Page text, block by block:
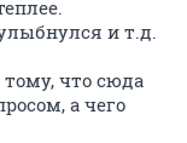
и т.д.
что сюда
а чего